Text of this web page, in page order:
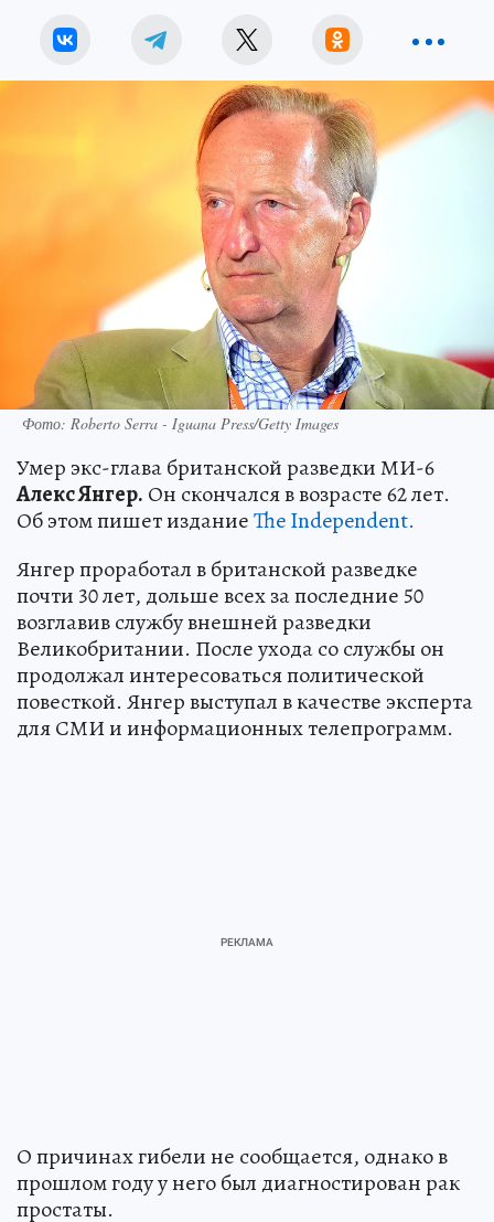
Фото: Roberto Serra - Iguana Press/Getty Images
Умер экс-глава британской разведки МИ-6
Алекс Янгер. Он скончался в возрасте 62 лет.
Об этом пишет изданиеThe Independent.
Янгер проработал в британской разведке
почти 30 лет, дольше всех за последние 50
возглавив службу внешней разведки
Великобритании. После ухода со службы он
продолжал интересоваться политической
повесткой. Янгер выступал в качестве эксперта
для СМИ и информационных телепрограмм.
О причинах гибели не сообщается, однако в
прошлом году у него был диагностирован рак
простаты.